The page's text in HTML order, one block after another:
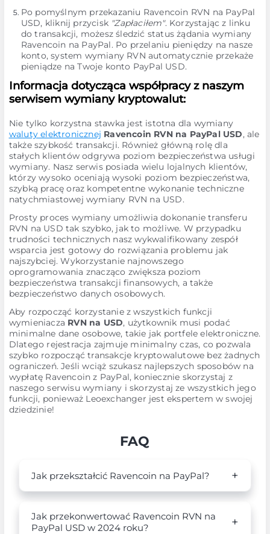
Po pomyślnym przekazaniu Ravencoin RVN na PayPal
USD, kliknij przycisk "Zapłaciłem". Korzystając z linku
do transakcji, możesz śledzić status żądania wymiany
Ravencoin na PayPal. Po przelaniu pieniędzy na nasze
konto, system wymiany RVN automatycznie przekaże
pieniądze na Twoje konto PayPal USD.
Informacja dotycząca współpracy z naszym
serwisem wymiany kryptowalut:
Nie tylko korzystna stawka jest istotna dla wymiany
waluty elektronicznej Ravencoin RVN na PayPal USD, ale
także szybkość transakcji. Również główną rolę dla
stałych klientów odgrywa poziom bezpieczeństwa usługi
wymiany. Nasz serwis posiada wielu lojalnych klientów,
którzy wysoko oceniają wysoki poziom bezpieczeństwa,
szybką pracę oraz kompetentne wykonanie techniczne
natychmiastowej wymiany RVN na USD.
Prosty proces wymiany umożliwia dokonanie transferu
RVN na USD tak szybko, jak to możliwe. W przypadku
trudności technicznych nasz wykwalifikowany zespół
wsparcia jest gotowy do rozwiązania problemu jak
najszybciej. Wykorzystanie najnowszego
oprogramowania znacząco zwiększa poziom
bezpieczeństwa transakcji finansowych, a także
bezpieczeństwo danych osobowych.
Aby rozpocząć korzystanie z wszystkich funkcji
wymieniacza RVN na USD, użytkownik musi podać
minimalne dane osobowe, takie jak portfele elektroniczne.
Dlatego rejestracja zajmuje minimalny czas, co pozwala
szybko rozpocząć transakcje kryptowalutowe bez żadnych
ograniczeń. Jeśli wciąż szukasz najlepszych sposobów na
wypłatę Ravencoin z PayPal, koniecznie skorzystaj z
naszego serwisu wymiany i skorzystaj ze wszystkich jego
funkcji, ponieważ Leoexchanger jest ekspertem w swojej
dziedzinie!
FAQ
Jak przekształcić Ravencoin na PayPal?
Jak przekonwertować Ravencoin RVN na
PayPal USD w 2024 roku?